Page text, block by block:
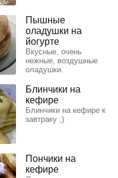
Пышные
оладушки на
йогурте
Вкусные, очень
нежные, воздушные
оладушки.
Блинчики на
кефире
Блинчики на кефире к
завтраку ;)
Пончики на
кефире